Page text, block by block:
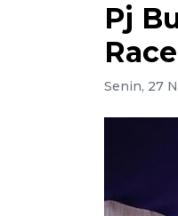
Pj
Senin, 27